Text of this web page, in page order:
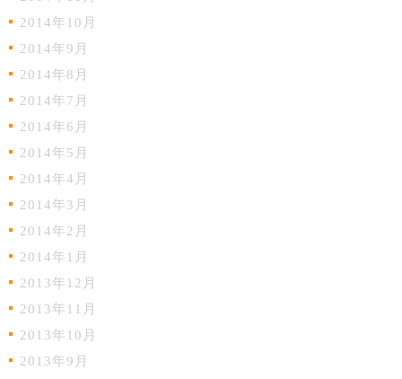
2014年10月
2014年9月
2014年8月
2014年7月
2014年6月
2014年5月
2014年4月
2014年3月
2014年2月
2014年1月
2013年12月
2013年11月
2013年10月
2013年9月